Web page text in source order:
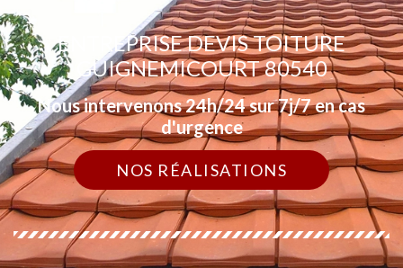
ENTREPRISE DEVIS TOITURE
GUIGNEMICOURT 80540
Nous intervenons 24h/24 sur 7j/7 en cas
d'urgence
NOS RÉALISATIONS